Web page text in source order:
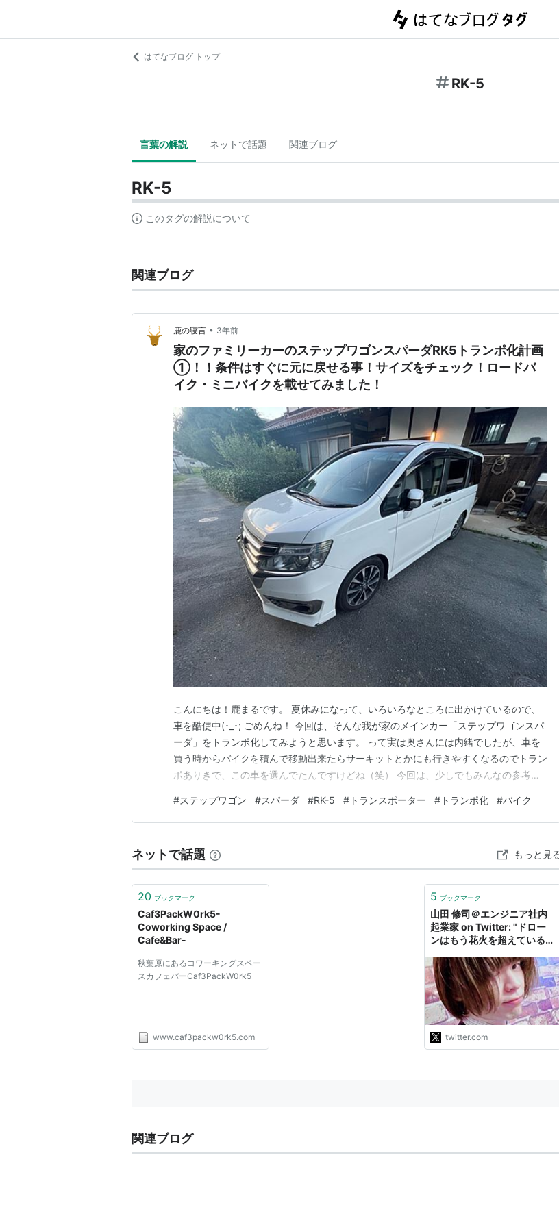
はてなブログ トップ
RK-5
言葉の解説 ネットで話題 関連ブログ
RK-5
このタグの解説について
関連ブログ
鹿の寝言 • 3年前
家のファミリーカーのステップワゴンスパーダRK5トランポ化計画
①！！条件はすぐに元に戻せる事！サイズをチェック！ロードバ
イク・ミニバイクを載せてみました！
こんにちは！鹿まるです。 夏休みになって、いろいろなところに出かけているので、
車を酷使中(･_･; ごめんね！ 今回は、そんな我が家のメインカー「ステップワゴンスパ
ーダ」をトランポ化してみようと思います。 って実は奥さんには内緒でしたが、車を
買う時からバイクを積んで移動出来たらサーキットとかにも行きやすくなるのでトラン
ポありきで、この車を選んでたんですけどね（笑） 今回は、少しでもみんなの参考に
ミリーカーにおけるトランポ化の絶対条件は？ お金がたらふくあって、何台でも保有
できたらいいのですが、そんなわけにもいかない…
#ステップワゴン #スパーダ #RK-5 # トランスポーター # トランポ化 #バイク
ネットで話題 もっと見
20 ブックマーク
Caf3PackW0rk5-
Coworking Space /
Cafe&Bar-
秋葉原にあるコワーキングスペー
スカフェバーCaf3PackW0rk5
www.caf3packw0rk5.com
5 ブックマーク
山田 修司＠エンジニア社内
起業家 on Twitter: "ドロー
ンはもう花火を超えているん
https://t.co/RK5Y0in7LH"
twitter.com
関連ブログ